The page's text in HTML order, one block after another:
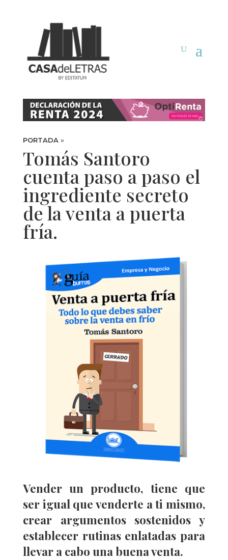
PORTADA »
Tomás Santoro
cuenta paso a paso el
ingrediente secreto
de la venta a puerta
fría.
Vender un producto, tiene que
ser igual que venderte a ti mismo,
crear argumentos sostenidos y
establecer rutinas enlatadas para
llevar a cabo una buena venta.